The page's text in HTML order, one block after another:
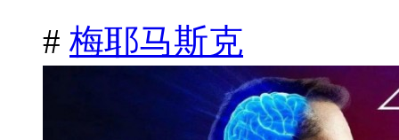
# 梅耶马斯克